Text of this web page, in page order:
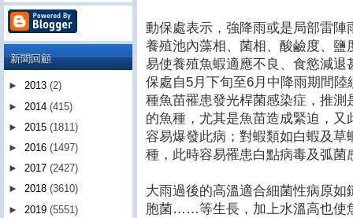
動保處表示，強降雨或是局部雷
養殖池內藻相、菌相、酸鹼度、
易使養殖魚蝦適應不良、食慾減
保處自5月下旬至6月中降雨期間
種魚苗罹患發光桿菌感染症，推
的魚種，尤其是魚苗造成緊迫，
容易爆發此病；對蝦類如白蝦及
種，此時容易罹患白點病毒及弧菌
大雨過後的高溫適合細菌性病原
胞菌……等生長，加上水溫高也使
新聞回顧
► 2013 (2)
► 2014 (415)
► 2015 (1811)
► 2016 (1497)
► 2017 (2427)
► 2018 (3610)
► 2019 (5551)